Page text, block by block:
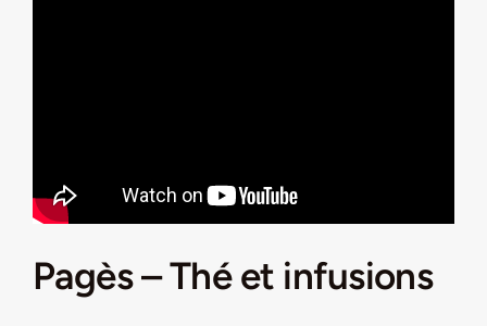
Nouveau Magazine EnVelay
Jeu concours – Gagnez votre bûche de Noël 2025
Pagès – Thé et infusions